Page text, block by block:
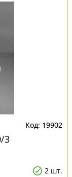
19902
3
2 шт.